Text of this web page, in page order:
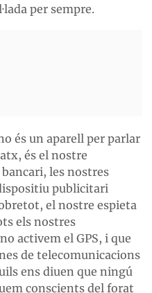
per sempre.
és un aparell per parlar
és el nostre
les nostres
publicitari
el nostre espieta
els nostres
activem el GPS, i que
de telecomunicacions
ens diuen que ningú
conscients del forat